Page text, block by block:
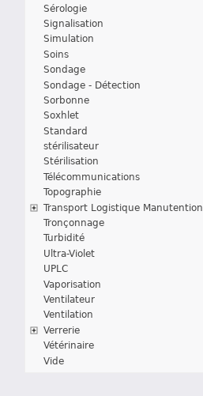
Sérologie
Signalisation
Simulation
Soins
Sondage
Sondage - Détection
Sorbonne
Soxhlet
Standard
stérilisateur
Stérilisation
Télécommunications
Topographie
Transport Logistique Manutention
Tronçonnage
Turbidité
Ultra-Violet
UPLC
Vaporisation
Ventilateur
Ventilation
Verrerie
Vétérinaire
Vide